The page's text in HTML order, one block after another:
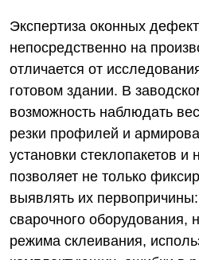
Экспертиза оконных
непосредственно на
отличается от
готовом здании. В
возможность наблюдать
резки профилей и
установки стеклопакетов
позволяет не только
выявлять их
сварочного оборудования,
режима склеивания,